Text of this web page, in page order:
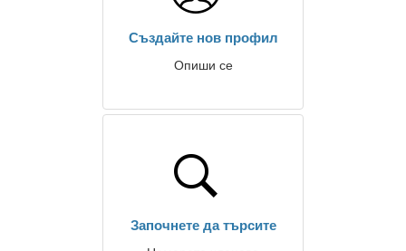
Създайте нов профил
Опиши се
Започнете да търсите